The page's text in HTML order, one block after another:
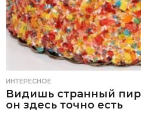
ИНТЕРЕСНОЕ
Видишь странный
он здесь точно есть